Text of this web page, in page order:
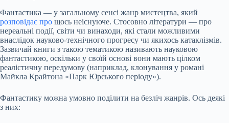
Фантастика — у загальному сенсі жанр мистецтва, який
розповідає про щось неіснуюче. Стосовно літератури — про
нереальні події, світи чи винаходи, які стали можливими
внаслідок науково-технічного прогресу чи якихось катаклізмів.
Зазвичай книги з такою тематикою називають науковою
фантастикою, оскільки у своїй основі вони мають цілком
реалістичну передумову (наприклад, клонування у романі
Майкла Крайтона «Парк Юрського періоду»).
Фантастику можна умовно поділити на безліч жанрів. Ось деякі
з них: